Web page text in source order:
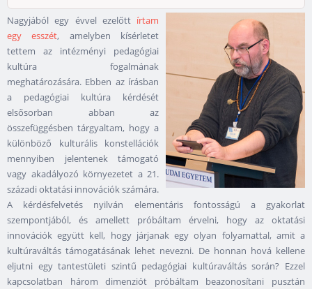
Nagyjából egy évvel ezelőtt írtam
egy esszét, amelyben kísérletet
tettem az intézményi pedagógiai
kultúra fogalmának
meghatározására. Ebben az írásban
a pedagógiai kultúra kérdését
elsősorban abban az
összefüggésben tárgyaltam, hogy a
különböző kulturális konstellációk
mennyiben jelentenek támogató
vagy akadályozó környezetet a 21.
századi oktatási innovációk számára.
A kérdésfelvetés nyilván elementáris fontosságú a gyakorlat
szempontjából, és amellett próbáltam érvelni, hogy az oktatási
innovációk együtt kell, hogy járjanak egy olyan folyamattal, amit a
kultúraváltás támogatásának lehet nevezni. De honnan hová kellene
eljutni egy tantestületi szintű pedagógiai kultúraváltás során? Ezzel
kapcsolatban három dimenziót próbáltam beazonosítani pusztán